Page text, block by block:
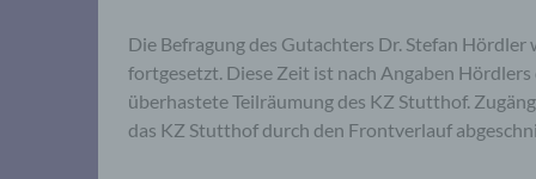
Die Befragung des Gutachters Dr. Stefan
fortgesetzt. Diese Zeit ist nach Angaben
überhastete Teilräumung des KZ Stutthof.
das KZ Stutthof durch den Frontverlauf